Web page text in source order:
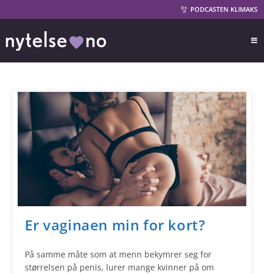
PODCASTEN KLIMAKS
Er vaginaen min for kort?
På samme måte som at menn bekymrer seg for
størrelsen på penis, lurer mange kvinner på om